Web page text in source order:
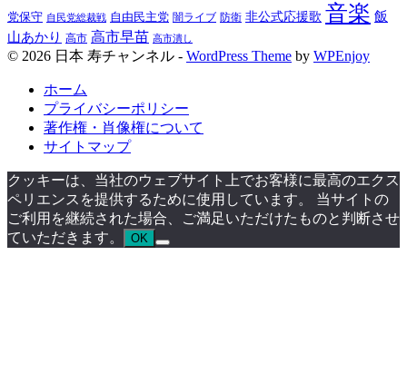
党保守 自民党総裁戦 自由民主党 闇ライブ 防衛 非公式応援歌 音楽 飯
山あかり 高市 高市早苗 高市潰し
© 2026 日本 寿チャンネル - WordPress Theme by WPEnjoy
ホーム
プライバシーポリシー
著作権・肖像権について
サイトマップ
クッキーは、当社のウェブサイト上でお客様に最高のエクス
ペリエンスを提供するために使用しています。 当サイトの
ご利用を継続された場合、ご満足いただけたものと判断させ
ていただきます。
OK